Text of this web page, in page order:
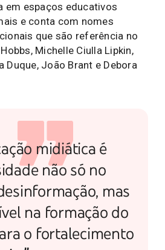
em espaços educativos
e conta com nomes
que são referência no
Michelle Ciulla Lipkin,
Duque, João Brant e Debora
midiática é
não só no
mas
na formação do
o fortalecimento